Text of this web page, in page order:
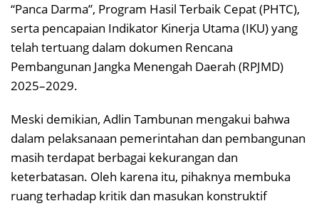
“Panca Darma”, Program Hasil Terbaik Cepat (PHTC),
serta pencapaian Indikator Kinerja Utama (IKU) yang
telah tertuang dalam dokumen Rencana
Pembangunan Jangka Menengah Daerah (RPJMD)
2025–2029.
Meski demikian, Adlin Tambunan mengakui bahwa
dalam pelaksanaan pemerintahan dan pembangunan
masih terdapat berbagai kekurangan dan
keterbatasan. Oleh karena itu, pihaknya membuka
ruang terhadap kritik dan masukan konstruktif